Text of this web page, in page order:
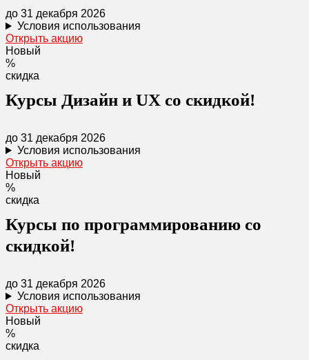
до 31 декабря 2026
Условия использования
Открыть акцию
Новый
%
скидка
Курсы Дизайн и UX со скидкой!
до 31 декабря 2026
Условия использования
Открыть акцию
Новый
%
скидка
Курсы по программированию со
скидкой!
до 31 декабря 2026
Условия использования
Открыть акцию
Новый
%
скидка